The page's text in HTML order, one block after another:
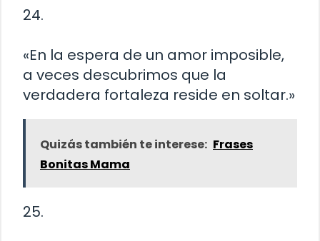
24.
«En la espera de un amor imposible,
a veces descubrimos que la
verdadera fortaleza reside en soltar.»
Quizás también te interese: Frases
Bonitas Mama
25.